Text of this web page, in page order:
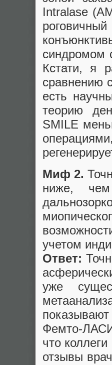
Intralase
синдромом
Кстати, я
сравнению
есть
теорию
SMILE
Миф 2.
ниже,
учетом
Ответ:
уже
Фемто-
что
отзывы